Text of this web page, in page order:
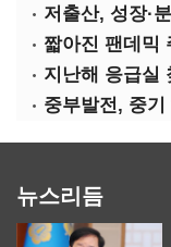
뉴스리듬